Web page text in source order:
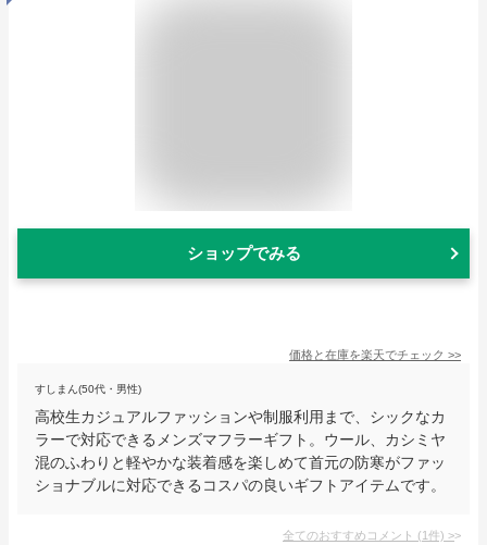
ショップでみる
価格と在庫を楽天でチェック >>
すしまん(50代・男性)
高校生カジュアルファッションや制服利用まで、シックなカ
ラーで対応できるメンズマフラーギフト。ウール、カシミヤ
混のふわりと軽やかな装着感を楽しめて首元の防寒がファッ
ショナブルに対応できるコスパの良いギフトアイテムです。
全てのおすすめコメント (1件) >